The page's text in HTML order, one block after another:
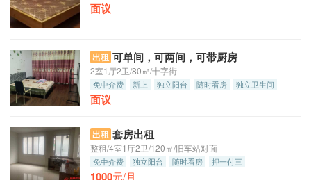
面议
出租 可单间，可两间，可带厨房
2室1厅2卫/80㎡/十字街
免中介费 新上 独立阳台 随时看房
独立卫生间
南北通透
面议
出租 套房出租
整租/4室1厅2卫/120㎡/旧车站对面
免中介费 独立阳台 随时看房 押一付三
1000元/月